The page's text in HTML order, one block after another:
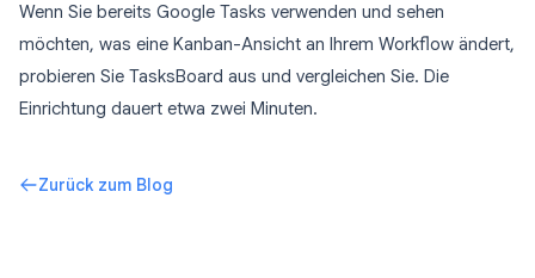
Wenn Sie bereits Google Tasks verwenden und sehen
möchten, was eine Kanban-Ansicht an Ihrem Workflow ändert,
probieren Sie TasksBoard aus und vergleichen Sie. Die
Einrichtung dauert etwa zwei Minuten.
Zurück zum Blog